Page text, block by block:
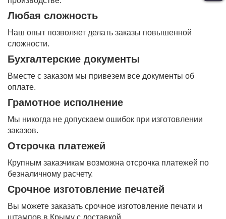
Любая сложность
Наш опыт позволяет делать заказы повышенной
сложности.
Бухгалтерские документы
Вместе с заказом мы привезем все документы об
оплате.
Грамотное исполнение
Мы никогда не допускаем ошибок при изготовлении
заказов.
Отсрочка платежей
Крупным заказчикам возможна отсрочка платежей по
безналичному расчету.
Срочное изготовление печатей
Вы можете заказать срочное изготовление печати и